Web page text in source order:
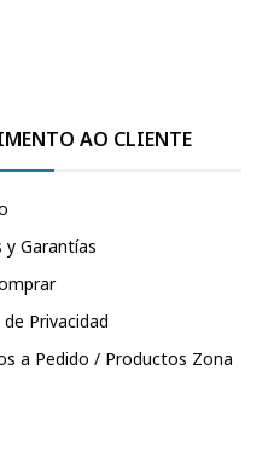
AO CLIENTE
y Garantías
Privacidad
a Pedido / Productos Zona